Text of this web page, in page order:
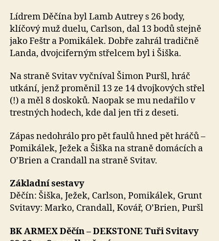
Lídrem Děčína byl Lamb Autrey s 26 body,
klíčový muž duelu, Carlson, dal 13 bodů stejně
jako Feštr a Pomikálek. Dobře zahrál tradičně
Landa, dvojciferným střelcem byl i Šiška.
Na straně Svitav vyčníval Šimon Puršl, hráč
utkání, jenž proměnil 13 ze 14 dvojkových střel
(!) a měl 8 doskoků. Naopak se mu nedařilo v
trestných hodech, kde dal jen tři z deseti.
Zápas nedohrálo pro pět faulů hned pět hráčů –
Pomikálek, Ježek a Šiška na straně domácích a
O’Brien a Crandall na straně Svitav.
Základní sestavy
Děčín: Šiška, Ježek, Carlson, Pomikálek, Grunt
Svitavy: Marko, Crandall, Kovář, O’Brien, Puršl
BK ARMEX Děčín – DEKSTONE Tuři Svitavy